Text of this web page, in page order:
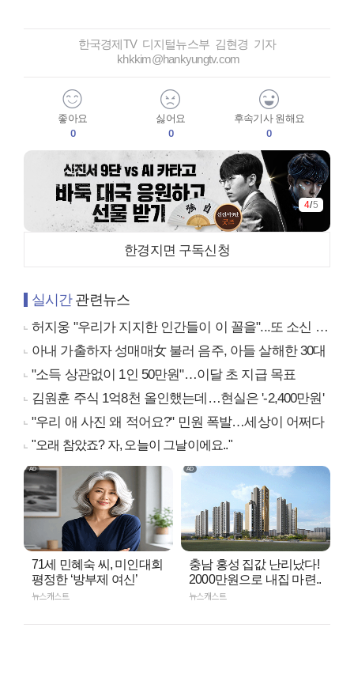
한국경제TV 디지털뉴스부 김현경 기자
khkkim@hankyungtv.com
좋아요
0
싫어요
0
후속기사 원해요
0
4/5
한경지면 구독신청
실시간관련뉴스
허지웅 "우리가 지지한 인간들이 이 꼴을"...또 소신 발언
아내 가출하자 성매매女 불러 음주, 아들 살해한 30대
"소득 상관없이 1인 50만원"…이달 초 지급 목표
김원훈 주식 1억8천 올인했는데…현실은 '-2,400만원'
"우리 애 사진 왜 적어요?" 민원 폭발…세상이 어쩌다
"오래 참았죠? 자, 오늘이 그날이에요.."
71세 민혜숙 씨, 미인대회
평정한 ‘방부제 여신’
뉴스캐스트
충남 홍성 집값 난리났다!
2000만원으로 내집 마련..
뉴스캐스트